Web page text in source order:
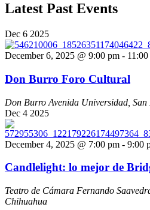
Latest Past Events
Dec 6 2025
December 6, 2025 @ 9:00 pm -
Don Burro Foro Cultural
Don Burro Avenida Universidad,
Dec 4 2025
December 4, 2025 @ 7:00 pm - 9:00
Candlelight: lo mejor de
Teatro de Cámara Fernando
Chihuahua